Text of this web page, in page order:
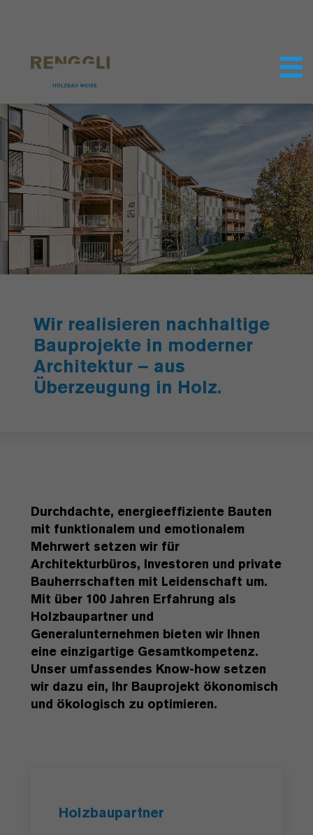
Wir realisieren nachhaltige
Bauprojekte in moderner
Architektur – aus
Überzeugung in Holz.
Durchdachte, energieeffiziente Bauten
mit funktionalem und emotionalem
Mehrwert setzen wir für
Architekturbüros, Investoren und private
Bauherrschaften mit Leidenschaft um.
Mit über 100 Jahren Erfahrung als
Holzbaupartner und
Generalunternehmen bieten wir Ihnen
eine einzigartige Gesamtkompetenz.
Unser umfassendes Know-how setzen
wir dazu ein, Ihr Bauprojekt ökonomisch
und ökologisch zu optimieren.
Holzbaupartner